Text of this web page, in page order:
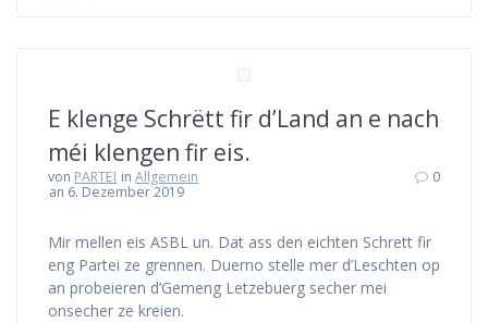
E klenge Schrëtt fir d’Land an e nach
méi klengen fir eis.
von PARTEI inAllgemein
an 6. Dezember 2019
0
Mir mellen eis ASBL un. Dat ass den eichten Schrett fir
eng Partei ze grennen. Duerno stelle mer d’Leschten op
an probeieren d’Gemeng Letzebuerg secher mei
onsecher ze kreien.